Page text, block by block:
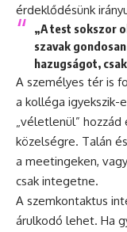
érdeklődésünk
„A test sokszor
szavak
hazugságot,
A személyes tér is
a kolléga igyekszik-
„véletlenül”
közelségre. Talán
a meetingeken,
csak integetne.
A szemkontaktus
árulkodó lehet. Ha